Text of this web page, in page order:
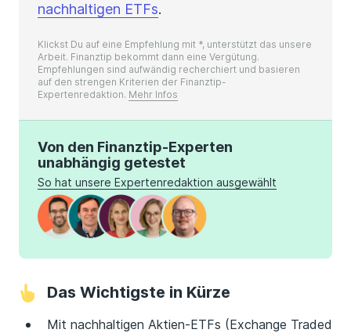
nachhaltigen ETFs.
Klickst Du auf eine Empfehlung mit *, unterstützt das unsere
Arbeit. Finanztip bekommt dann eine Vergütung.
Empfehlungen sind aufwändig recherchiert und basieren
auf den strengen Kriterien der Finanztip-
Expertenredaktion. Mehr Infos
Von den Finanztip-Experten
unabhängig getestet
So hat unsere Expertenredaktion ausgewählt
Das Wichtigste in Kürze
Mit nachhaltigen Aktien-ETFs (Exchange Traded